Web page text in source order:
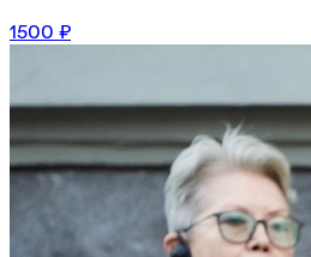
1500 ₽